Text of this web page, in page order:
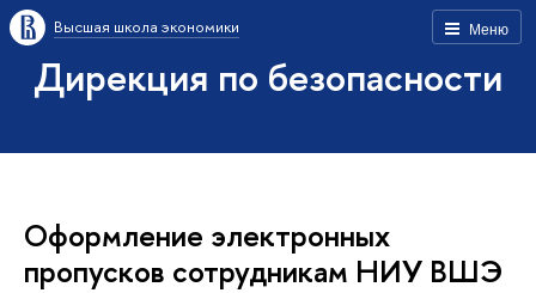
Меню
Высшая школа экономики
Дирекция по безопасности
Оформление электронных
пропусков сотрудникам НИУ ВШЭ